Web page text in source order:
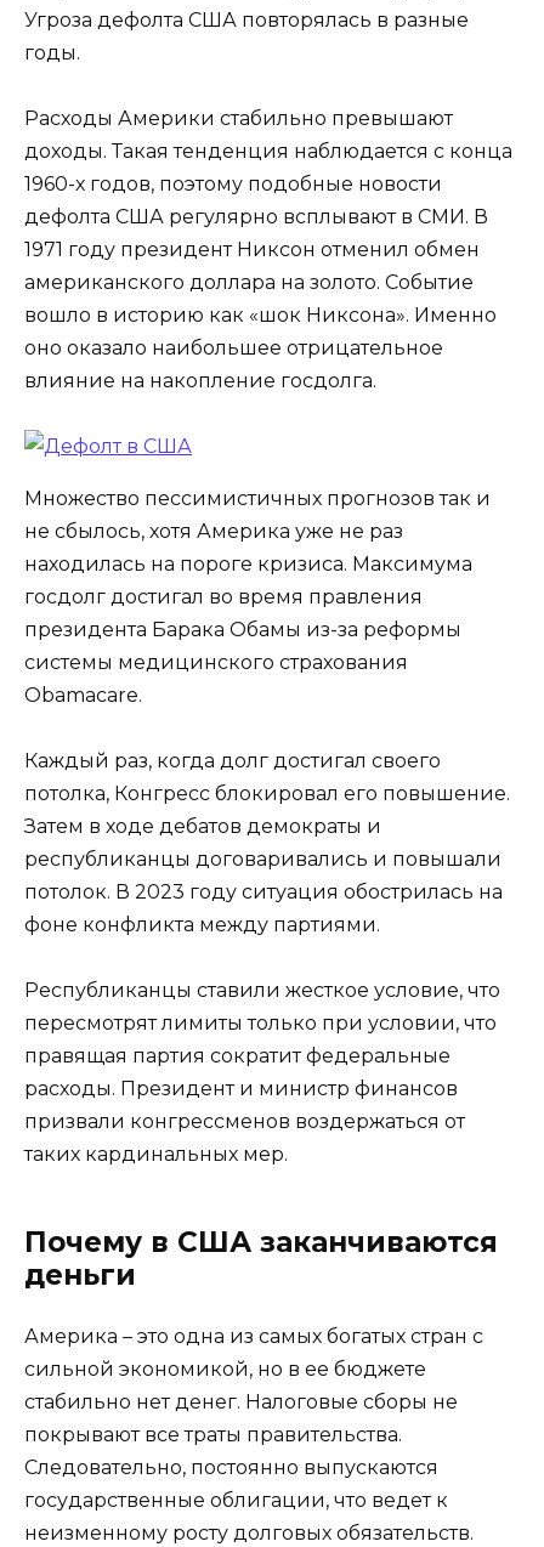
Угроза дефолта США повторялась в разные
годы.
Расходы Америки стабильно превышают
доходы. Такая тенденция наблюдается с конца
1960-х годов, поэтому подобные новости
дефолта США регулярно всплывают в СМИ. В
1971 году президент Никсон отменил обмен
американского доллара на золото. Событие
вошло в историю как «шок Никсона». Именно
оно оказало наибольшее отрицательное
влияние на накопление госдолга.
Множество пессимистичных прогнозов так и
не сбылось, хотя Америка уже не раз
находилась на пороге кризиса. Максимума
госдолг достигал во время правления
президента Барака Обамы из-за реформы
системы медицинского страхования
Obamacare.
Каждый раз, когда долг достигал своего
потолка, Конгресс блокировал его повышение.
Затем в ходе дебатов демократы и
республиканцы договаривались и повышали
потолок. В 2023 году ситуация обострилась на
фоне конфликта между партиями.
Республиканцы ставили жесткое условие, что
пересмотрят лимиты только при условии, что
правящая партия сократит федеральные
расходы. Президент и министр финансов
призвали конгрессменов воздержаться от
таких кардинальных мер.
Почему в США заканчиваются
деньги
Америка – это одна из самых богатых стран с
сильной экономикой, но в ее бюджете
стабильно нет денег. Налоговые сборы не
покрывают все траты правительства.
Следовательно, постоянно выпускаются
государственные облигации, что ведет к
неизменному росту долговых обязательств.